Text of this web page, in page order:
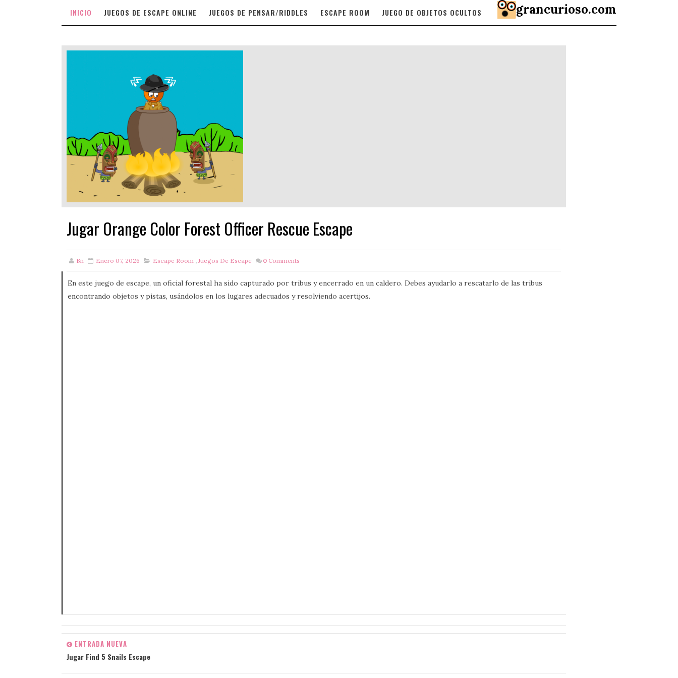
INICIO JUEGOS DE ESCAPE ONLINE JUEGOS DE PENSAR/RIDDLES ESCAPE ROOM JUEGO DE OBJETOS OCULTOS grancurioso.com
Jugar Orange Color Forest Officer Rescue Escape
Bñ Enero 07, 2026 Escape Room , Juegos De Escape 0 Comments
En este juego de escape, un oficial forestal ha sido capturado por tribus y encerrado en un caldero. Debes ayudarlo a rescatarlo de las tribus
encontrando objetos y pistas, usándolos en los lugares adecuados y resolviendo acertijos.
ENTRADA NUEVA
Jugar Find 5 Snails Escape